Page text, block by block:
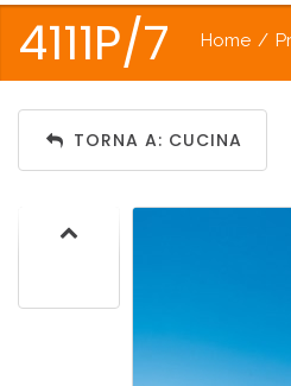
4111P/7 Home /
TORNA A: CUCINA